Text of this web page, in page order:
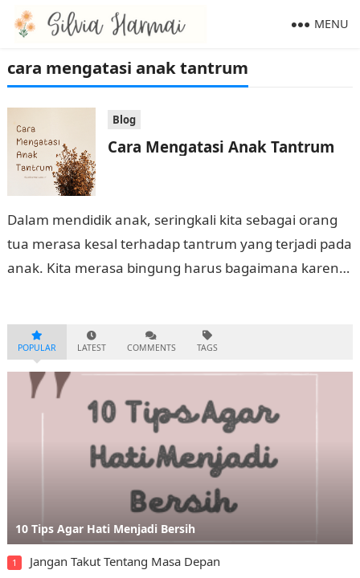
MENU
cara mengatasi anak tantrum
Blog
Cara Mengatasi Anak Tantrum
Dalam mendidik anak, seringkali kita sebagai orang
tua merasa kesal terhadap tantrum yang terjadi pada
anak. Kita merasa bingung harus bagaimana karena
POPULAR LATEST COMMENTS TAGS
10 Tips Agar Hati Menjadi Bersih
1 Jangan Takut Tentang Masa Depan